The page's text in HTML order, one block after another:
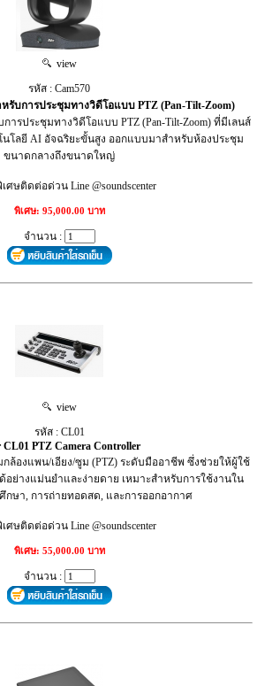
view
รหัส : Cam570
หรับการประชุมทางวิดีโอแบบ PTZ (Pan-Tilt-Zoom)
การประชุมทางวิดีโอแบบ PTZ (Pan-Tilt-Zoom) ที่มีเลนส์
นโลยี AI อัจฉริยะขั้นสูง ออกแบบมาสำหรับห้องประชุม
ขนาดกลางถึงขนาดใหญ่
ศษติดต่อด่วน Line @soundscenter
พิเศษ: 95,000.00 บาท
จำนวน :
view
รหัส : CL01
CL01 PTZ Camera Controller
ล้องแพน/เอียง/ซูม (PTZ) ระดับมืออาชีพ ซึ่งช่วยให้ผู้ใช้
อย่างแม่นยำและง่ายดาย เหมาะสำหรับการใช้งานใน
กษา, การถ่ายทอดสด, และการออกอากาศ
ศษติดต่อด่วน Line @soundscenter
พิเศษ: 55,000.00 บาท
จำนวน :